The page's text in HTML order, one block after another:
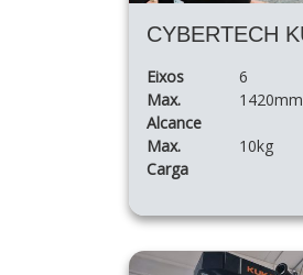
Eixos
6
Max.
Alcance
1420mm
Max.
Carga
10kg